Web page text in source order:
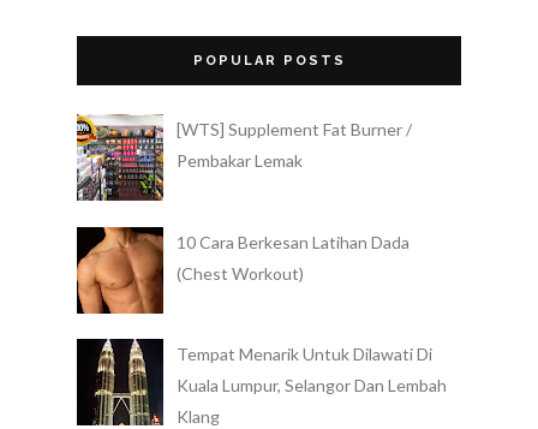
POPULAR POSTS
[WTS] Supplement Fat Burner /
Pembakar Lemak
10 Cara Berkesan Latihan Dada
(Chest Workout)
Tempat Menarik Untuk Dilawati Di
Kuala Lumpur, Selangor Dan Lembah
Klang